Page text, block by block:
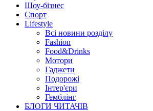
Шоу-бізнес
Спорт
Lifestyle
Всі новини розділу
Fashion
Food&Drinks
Мотори
Гаджети
Подорожі
Інтер'єри
Гемблінг
БЛОГИ ЧИТАЧІВ